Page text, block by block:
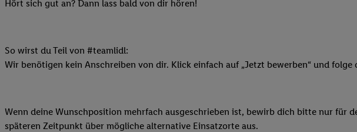
Hört sich gut an? Dann lass bald von dir hören!
So wirst du Teil von #teamlidl:
Wir benötigen kein Anschreiben von dir. Klick einfach auf „Jetzt bewerben“ und
Wenn deine Wunschposition mehrfach ausgeschrieben ist, bewirb dich bitte nur für
späteren Zeitpunkt über mögliche alternative Einsatzorte aus.
Verknüpfung verschiedener Endgeräte,
Verwendung genauer Standortdaten.